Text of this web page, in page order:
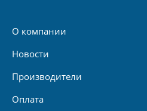
О компании
Новости
Производители
Оплата